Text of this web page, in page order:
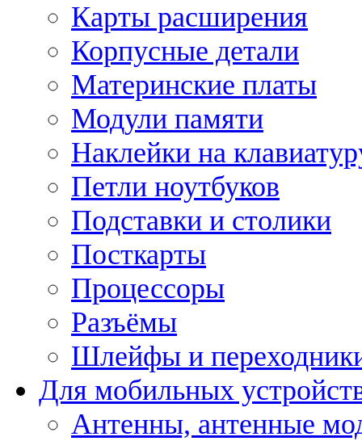
Карты расширения
Корпусные детали
Материнские платы
Модули памяти
Наклейки на
Петли ноутбуков
Подставки и столики
Посткарты
Процессоры
Разъёмы
Шлейфы и
Для мобильных
Антенны, антенные